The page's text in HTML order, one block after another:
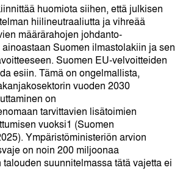
huomiota siihen, että julkisen
hiilineutraaliutta ja vihreää
määrärahojen johdanto-
Suomen ilmastolakiin ja sen
Suomen EU-velvoitteiden
esiin. Tämä on ongelmallista,
vuoden 2030
on
tarvittavien lisätoimien
vuoksi1 (Suomen
Ympäristöministeriön arvion
on noin 200 miljoonaa
talouden suunnitelmassa tätä vajetta ei